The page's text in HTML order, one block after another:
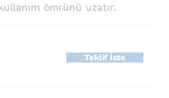
ömrünü uzatır.
Teklif İste